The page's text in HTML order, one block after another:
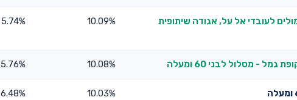
לעובדי אל על, אגודה שיתופית
10.09%
5.74%
- מסלול לבני 60 ומעלה 10.08%
5.76%
10.03%
6.48%